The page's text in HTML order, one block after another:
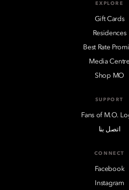
EXPLORE
Gift Cards
Residences
Best Rate
Media
Shop MO
SUPPORT
Fans of M.O.
اتصل بنا
CONNECT
Facebook
Instagram